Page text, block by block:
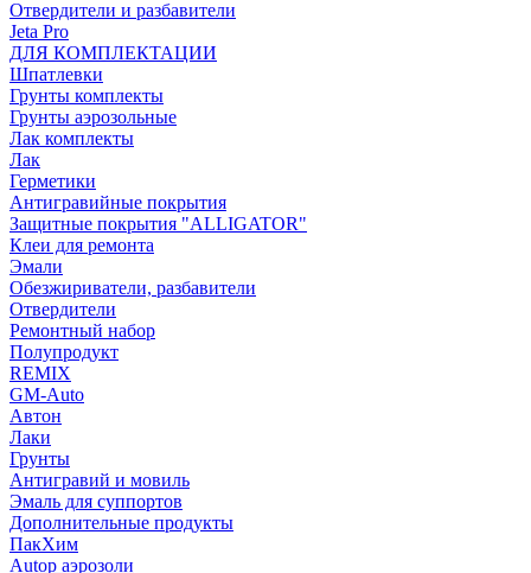
Отвердители и разбавители
Jeta Pro
ДЛЯ КОМПЛЕКТАЦИИ
Шпатлевки
Грунты комплекты
Грунты аэрозольные
Лак комплекты
Лак
Герметики
Антигравийные покрытия
Защитные покрытия "ALLIGATOR"
Клеи для ремонта
Эмали
Обезжириватели, разбавители
Отвердители
Ремонтный набор
Полупродукт
REMIX
GM-Auto
Автон
Лаки
Грунты
Антигравий и мовиль
Эмаль для суппортов
Дополнительные продукты
ПакХим
Autop аэрозоли